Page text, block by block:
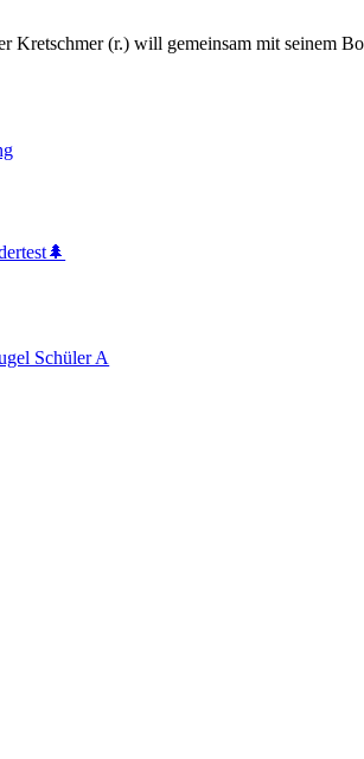
Kretschmer (r.) will gemeinsam mit seinem
Schüler A